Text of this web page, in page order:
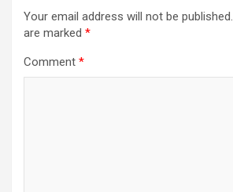
Your email address will not be published.
are marked *
Comment *